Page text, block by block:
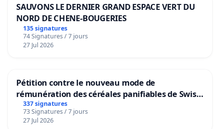
SAUVONS LE DERNIER GRAND ESPACE VERT DU
NORD DE CHENE-BOUGERIES
135 signatures
74 Signatures / 7 jours
27 Jul 2026
Pétition contre le nouveau mode de
rémunération des céréales panifiables de Swiss
granum basé sur la teneur en protéines
337 signatures
73 Signatures / 7 jours
27 Jul 2026